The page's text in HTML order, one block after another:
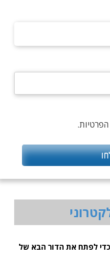
לפתח את הדור הבא של